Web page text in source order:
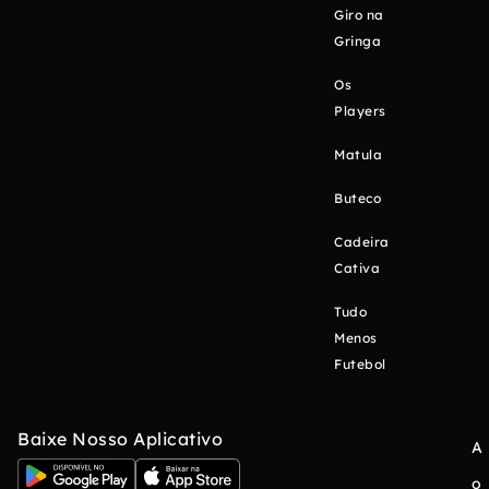
Giro na
Gringa
Os
Players
Matula
Buteco
Cadeira
Cativa
Tudo
Menos
Futebol
Baixe Nosso Aplicativo
A
o